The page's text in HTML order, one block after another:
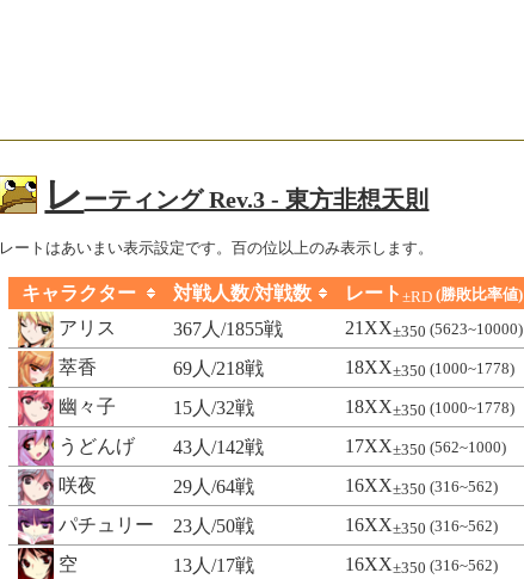
レーティング Rev.3 - 東方非想天則
レートはあいまい表示設定です。百の位以上のみ表示します。
キャラクター 対戦人数/対戦数 レート±RD (勝敗比率値)
アリス 367人/1855戦 21XX±350 (5623~10000)
萃香 69人/218戦 18XX±350 (1000~1778)
幽々子 15人/32戦 18XX±350 (1000~1778)
うどんげ 43人/142戦 17XX±350 (562~1000)
咲夜 29人/64戦 16XX±350 (316~562)
パチュリー 23人/50戦 16XX±350 (316~562)
空 13人/17戦 16XX±350 (316~562)